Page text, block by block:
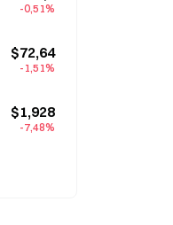
-0,51%
$72,64
-1,51%
$1,928
-7,48%